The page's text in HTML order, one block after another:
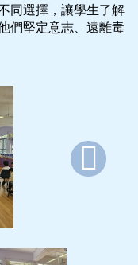
同選擇，讓學生了解
們堅定意志、遠離毒